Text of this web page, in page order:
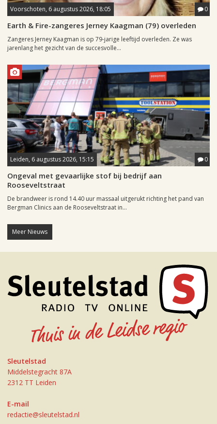
Voorschoten, 6 augustus 2026, 18:05 0
Earth & Fire-zangeres Jerney Kaagman (79) overleden
Zangeres Jerney Kaagman is op 79-jarige leeftijd overleden. Ze was
jarenlang het gezicht van de succesvolle...
Leiden, 6 augustus 2026, 15:15 0
Ongeval met gevaarlijke stof bij bedrijf aan
Rooseveltstraat
De brandweer is rond 14.40 uur massaal uitgerukt richting het pand van
Bergman Clinics aan de Rooseveltstraat in...
Meer Nieuws
Sleutelstad
Middelstegracht 87A
2312 TT Leiden
E-mail
redactie@sleutelstad.nl